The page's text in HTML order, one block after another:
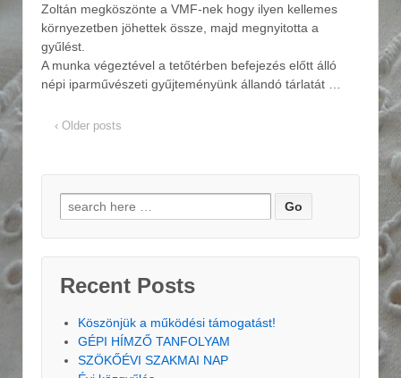
Zoltán megköszönte a VMF-nek hogy ilyen kellemes
környezetben jöhettek össze, majd megnyitotta a
gyűlést.
A munka végeztével a tetőtérben befejezés előtt álló
népi iparművészeti gyűjteményünk állandó tárlatát …
‹ Older posts
Search for:
Recent Posts
Köszönjük a működési támogatást!
GÉPI HÍMZŐ TANFOLYAM
SZÖKŐÉVI SZAKMAI NAP